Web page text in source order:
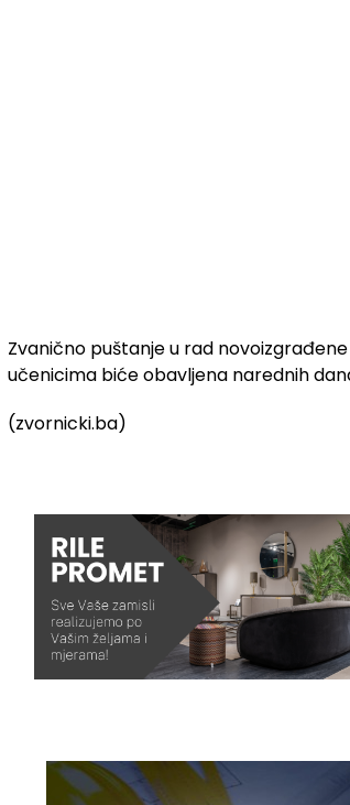
Zvanično puštanje u rad
učenicima biće obavljena narednih
(zvornicki.ba)